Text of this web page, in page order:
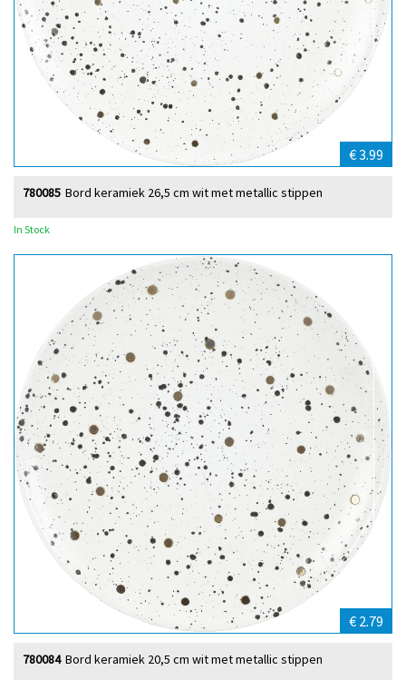
€ 3.99
Bord keramiek 26,5 cm wit met metallic stippen
780085
In Stock
€ 2.79
Bord keramiek 20,5 cm wit met metallic stippen
780084